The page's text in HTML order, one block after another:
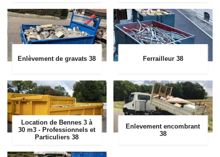
Enlèvement de gravats 38 Ferrailleur 38
Location de Bennes 3 à
30 m3 - Professionnels et
Particuliers 38
Enlevement encombrant
38